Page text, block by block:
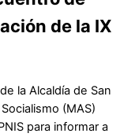
de la IX
la Alcaldía de San
(MAS)
para informar a